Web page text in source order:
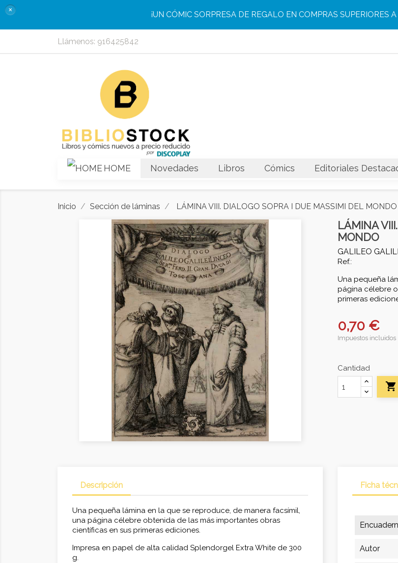
¡UN CÓMIC SORPRESA DE REGALO EN COMPRAS SUPERIORES
×
Llámenos: 916425842
HOME Novedades Libros Cómics Editoriales
Inicio Sección de láminas LÁMINA VIII. DIALOGO SOPRA I DUE MASSIMI DEL MONDO
LÁMINA
MONDO
GALILEO
Ref.:
Una pequeña
página célebre
primeras
0,70 €
Impuestos incluidos
Cantidad

Descripción
Una pequeña lámina en la que se reproduce, de manera facsímil,
una página célebre obtenida de las más importantes obras
científicas en sus primeras ediciones.
Impresa en papel de alta calidad Splendorgel Extra White de 300
g.
Ficha
Autor